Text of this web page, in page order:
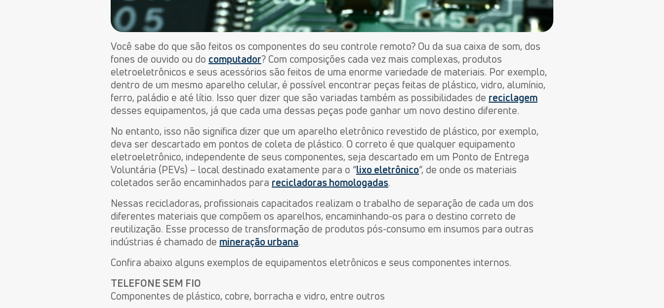
Você sabe do que são feitos os componentes do seu controle remoto? Ou da sua caixa de som, dos
fones de ouvido ou do computador? Com composições cada vez mais complexas, produtos
eletroeletrônicos e seus acessórios são feitos de uma enorme variedade de materiais. Por exemplo,
dentro de um mesmo aparelho celular, é possível encontrar peças feitas de plástico, vidro, alumínio,
ferro, paládio e até lítio. Isso quer dizer que são variadas também as possibilidades de reciclagem
desses equipamentos, já que cada uma dessas peças pode ganhar um novo destino diferente.
No entanto, isso não significa dizer que um aparelho eletrônico revestido de plástico, por exemplo,
deva ser descartado em pontos de coleta de plástico. O correto é que qualquer equipamento
eletroeletrônico, independente de seus componentes, seja descartado em um Ponto de Entrega
Voluntária (PEVs) – local destinado exatamente para o “lixo eletrônico”, de onde os materiais
coletados serão encaminhados para recicladoras homologadas.
Nessas recicladoras, profissionais capacitados realizam o trabalho de separação de cada um dos
diferentes materiais que compõem os aparelhos, encaminhando-os para o destino correto de
reutilização. Esse processo de transformação de produtos pós-consumo em insumos para outras
indústrias é chamado de mineração urbana.
Confira abaixo alguns exemplos de equipamentos eletrônicos e seus componentes internos.
TELEFONE SEM FIO
Componentes de plástico, cobre, borracha e vidro, entre outros